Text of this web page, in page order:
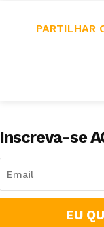
PARTILHAR
Inscreva-se
EU